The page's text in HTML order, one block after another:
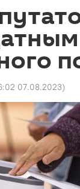
07.08.2023)